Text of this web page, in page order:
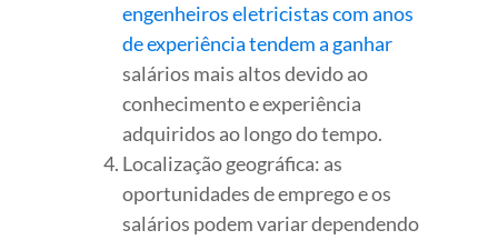
engenheiros eletricistas com anos
de experiência tendem a ganhar
salários mais altos devido ao
conhecimento e experiência
adquiridos ao longo do tempo.
Localização geográfica: as
oportunidades de emprego e os
salários podem variar dependendo